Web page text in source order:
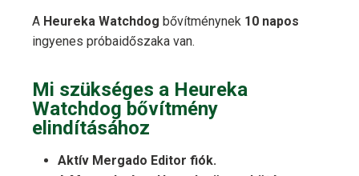
A Heureka Watchdog bővítménynek 10 napos
ingyenes próbaidőszaka van.
Mi szükséges a Heureka
Watchdog bővítmény
elindításához
Aktív Mergado Editor fiók.